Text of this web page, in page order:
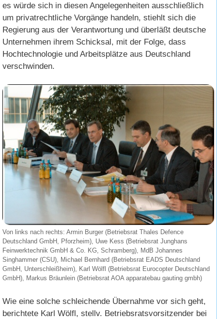
es würde sich in diesen Angelegenheiten ausschließlich
um privatrechtliche Vorgänge handeln, stiehlt sich die
Regierung aus der Verantwortung und überläßt deutsche
Unternehmen ihrem Schicksal, mit der Folge, dass
Hochtechnologie und Arbeitsplätze aus Deutschland
verschwinden.
Von links nach rechts: Armin Burger (Betriebsrat Thales Defence
Deutschland GmbH, Pforzheim), Uwe Kess (Betriebsrat Junghans
Feinwerktechnik GmbH & Co. KG, Schramberg), MdB Johannes
Singhammer (CSU), Michael Bernhard (Betriebsrat EADS Deutschland
GmbH, Unterschleißheim), Karl Wölfl (Betriebsrat Eurocopter Deutschland
GmbH), Markus Bräunlein (Betriebsrat AOA apparatebau gauting gmbh)
Wie eine solche schleichende Übernahme vor sich geht,
berichtete Karl Wölfl, stellv. Betriebsratsvorsitzender bei